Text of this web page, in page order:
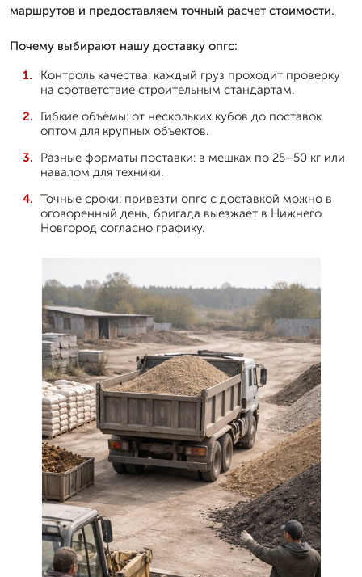
маршрутов и предоставляем точный расчет стоимости.
Почему выбирают нашу доставку опгс:
Контроль качества: каждый груз проходит проверку
на соответствие строительным стандартам.
Гибкие объёмы: от нескольких кубов до поставок
оптом для крупных объектов.
Разные форматы поставки: в мешках по 25–50 кг или
навалом для техники.
Точные сроки: привезти опгс с доставкой можно в
оговоренный день, бригада выезжает в Нижнего
Новгород согласно графику.